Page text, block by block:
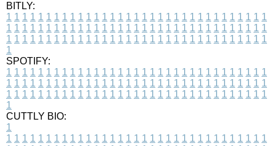
BITLY:
1 1 1 1 1 1 1 1 1 1 1 1 1 1 1 1 1 1 1 1 1 1 1 1 1 1 1 1 1 1 1 1 1
1 1 1 1 1 1 1 1 1 1 1 1 1 1 1 1 1 1 1 1 1 1 1 1 1 1 1 1 1 1 1 1 1
1 1 1 1 1 1 1 1 1 1 1 1 1 1 1 1 1 1 1 1 1 1 1 1 1 1 1 1 1 1 1 1 1
1
SPOTIFY:
1 1 1 1 1 1 1 1 1 1 1 1 1 1 1 1 1 1 1 1 1 1 1 1 1 1 1 1 1 1 1 1 1
1 1 1 1 1 1 1 1 1 1 1 1 1 1 1 1 1 1 1 1 1 1 1 1 1 1 1 1 1 1 1 1 1
1 1 1 1 1 1 1 1 1 1 1 1 1 1 1 1 1 1 1 1 1 1 1 1 1 1 1 1 1 1 1 1 1
1
CUTTLY BIO:
1
1 1 1 1 1 1 1 1 1 1 1 1 1 1 1 1 1 1 1 1 1 1 1 1 1 1 1 1 1 1 1 1 1